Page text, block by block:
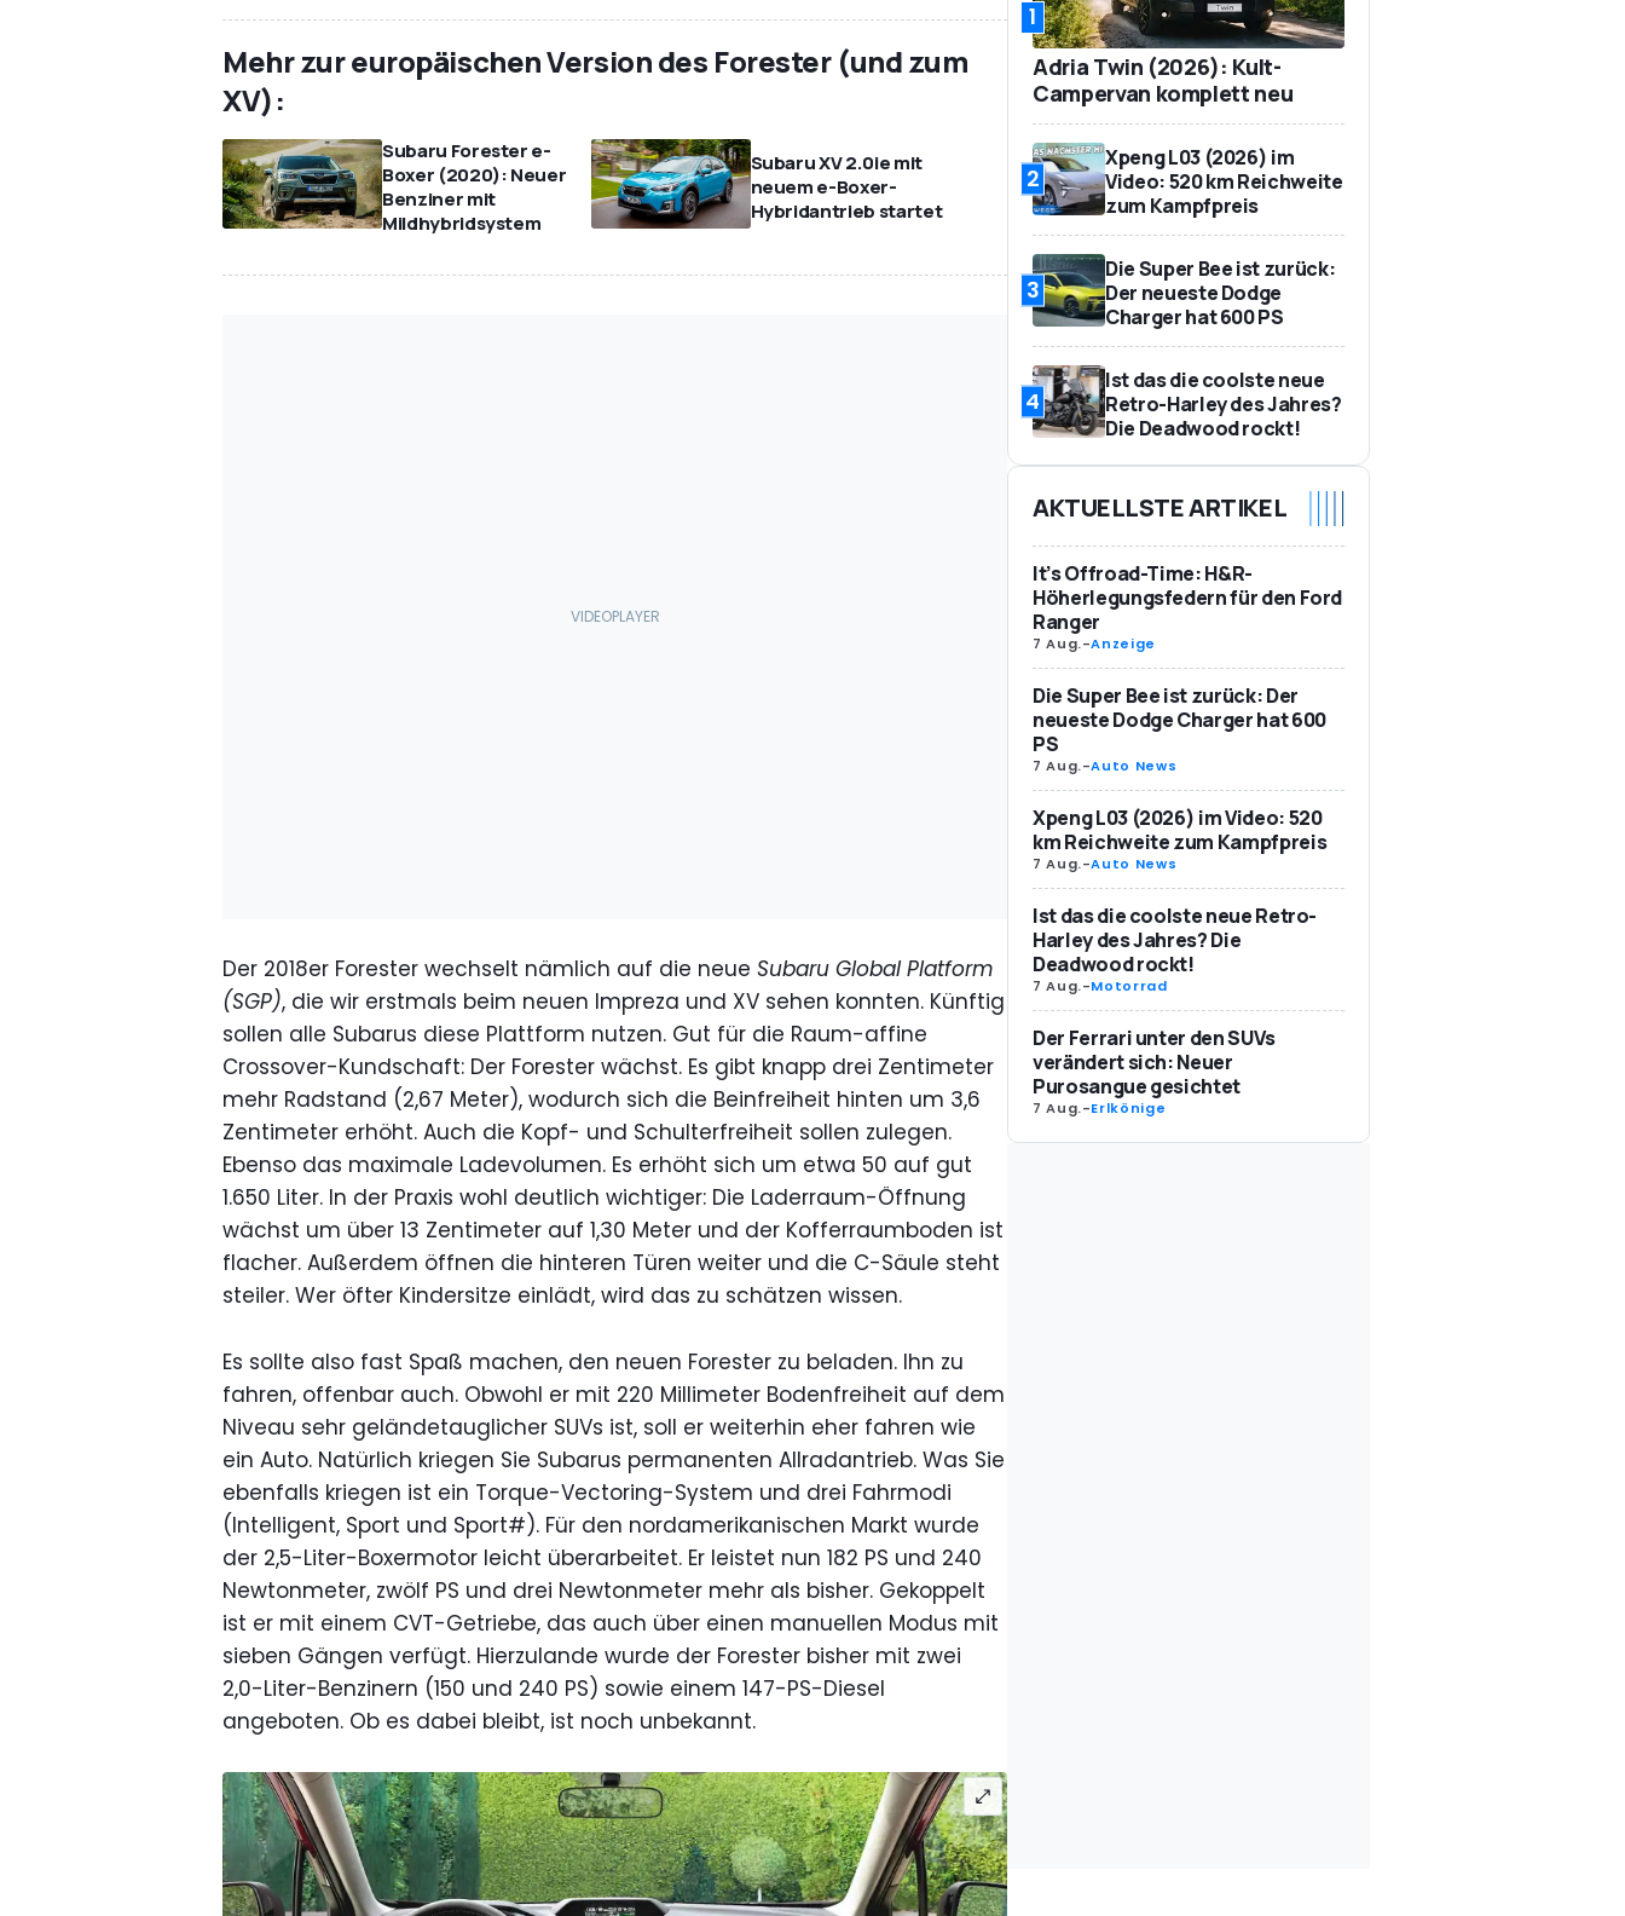
Mehr zur europäischen Version des Forester (und zum
XV):
Subaru Forester e-
Boxer (2020): Neuer
Benziner mit
Mildhybridsystem
Subaru XV 2.0ie mit
neuem e-Boxer-
Hybridantrieb startet
Der 2018er Forester wechselt nämlich auf die neue Subaru Global Platform
(SGP), die wir erstmals beim neuen Impreza und XV sehen konnten. Künftig
sollen alle Subarus diese Plattform nutzen. Gut für die Raum-affine
Crossover-Kundschaft: Der Forester wächst. Es gibt knapp drei Zentimeter
mehr Radstand (2,67 Meter), wodurch sich die Beinfreiheit hinten um 3,6
Zentimeter erhöht. Auch die Kopf- und Schulterfreiheit sollen zulegen.
Ebenso das maximale Ladevolumen. Es erhöht sich um etwa 50 auf gut
1.650 Liter. In der Praxis wohl deutlich wichtiger: Die Laderraum-Öffnung
wächst um über 13 Zentimeter auf 1,30 Meter und der Kofferraumboden ist
flacher. Außerdem öffnen die hinteren Türen weiter und die C-Säule steht
steiler. Wer öfter Kindersitze einlädt, wird das zu schätzen wissen.
Es sollte also fast Spaß machen, den neuen Forester zu beladen. Ihn zu
fahren, offenbar auch. Obwohl er mit 220 Millimeter Bodenfreiheit auf dem
Niveau sehr geländetauglicher SUVs ist, soll er weiterhin eher fahren wie
ein Auto. Natürlich kriegen Sie Subarus permanenten Allradantrieb. Was Sie
ebenfalls kriegen ist ein Torque-Vectoring-System und drei Fahrmodi
(Intelligent, Sport und Sport#). Für den nordamerikanischen Markt wurde
der 2,5-Liter-Boxermotor leicht überarbeitet. Er leistet nun 182 PS und 240
Newtonmeter, zwölf PS und drei Newtonmeter mehr als bisher. Gekoppelt
ist er mit einem CVT-Getriebe, das auch über einen manuellen Modus mit
sieben Gängen verfügt. Hierzulande wurde der Forester bisher mit zwei
2,0-Liter-Benzinern (150 und 240 PS) sowie einem 147-PS-Diesel
angeboten. Ob es dabei bleibt, ist noch unbekannt.
1
Adria Twin (2026): Kult-
Campervan komplett neu
2
Xpeng L03 (2026) im
Video: 520 km Reichweite
zum Kampfpreis
3
Die Super Bee ist zurück:
Der neueste Dodge
Charger hat 600 PS
4
Ist das die coolste neue
Retro-Harley des Jahres?
Die Deadwood rockt!
AKTUELLSTE ARTIKEL
It’s Offroad-Time: H&R-
Höherlegungsfedern für den Ford
Ranger
7 Aug.-Anzeige
Die Super Bee ist zurück: Der
neueste Dodge Charger hat 600
PS
7 Aug.-Auto News
Xpeng L03 (2026) im Video: 520
km Reichweite zum Kampfpreis
7 Aug.-Auto News
Ist das die coolste neue Retro-
Harley des Jahres? Die
Deadwood rockt!
7 Aug.-Motorrad
Der Ferrari unter den SUVs
verändert sich: Neuer
Purosangue gesichtet
7 Aug.-Erlkönige